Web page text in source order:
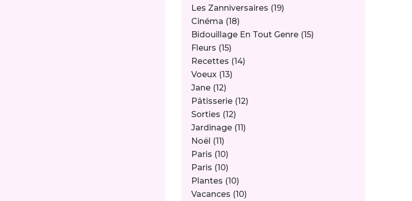
Les Zanniversaires (19)
Cinéma (18)
Bidouillage En Tout Genre (15)
Fleurs (15)
Recettes (14)
Voeux (13)
Jane (12)
Pâtisserie (12)
Sorties (12)
Jardinage (11)
Noël (11)
Paris (10)
Paris (10)
Plantes (10)
Vacances (10)